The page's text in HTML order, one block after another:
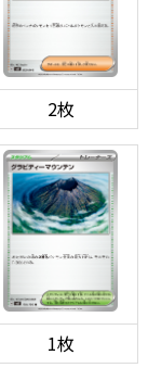
2枚
1枚